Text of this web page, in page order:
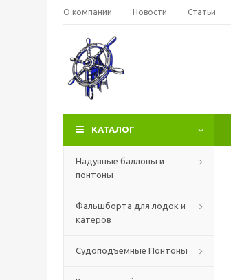
О компании Новости Статьи
КАТАЛОГ
Надувные баллоны и
понтоны
Фальшборта для лодок и
катеров
Судоподъемные Понтоны